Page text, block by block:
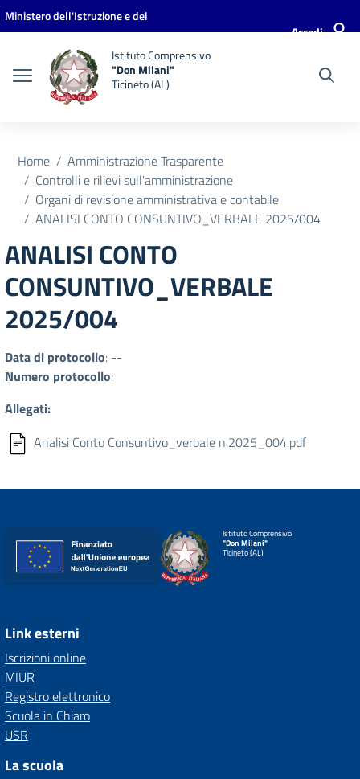
Vai ai contenuti
Vai al menu di navigazione
Vai al footer
Ministero dell'Istruzione e del
Accedi
Istituto Comprensivo
"Don Milani"
Ticineto (AL)
Home
Amministrazione Trasparente
Controlli e rilievi sull'amministrazione
Organi di revisione amministrativa e contabile
ANALISI CONTO CONSUNTIVO_VERBALE 2025/004
ANALISI CONTO
CONSUNTIVO_VERBALE
2025/004
Data di protocollo: --
Numero protocollo:
Allegati:
Analisi Conto Consuntivo_verbale n.2025_004.pdf
Istituto Comprensivo
"Don Milani"
Ticineto (AL)
Link esterni
Iscrizioni online
MIUR
Registro elettronico
Scuola in Chiaro
USR
La scuola